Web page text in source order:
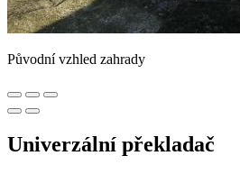
Původní vzhled zahrady
Univerzální překladač